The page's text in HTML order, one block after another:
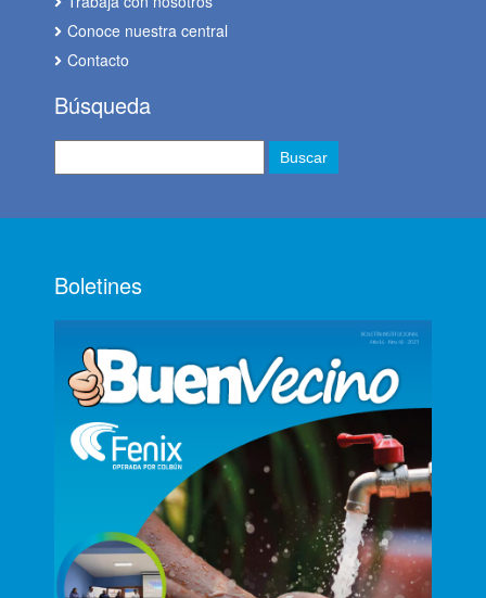
Conoce nuestra central
Contacto
Búsqueda
Boletines